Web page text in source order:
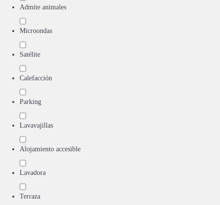
Admite animales
Microondas
Satélite
Calefacción
Parking
Lavavajillas
Alojamiento accesible
Lavadora
Terraza